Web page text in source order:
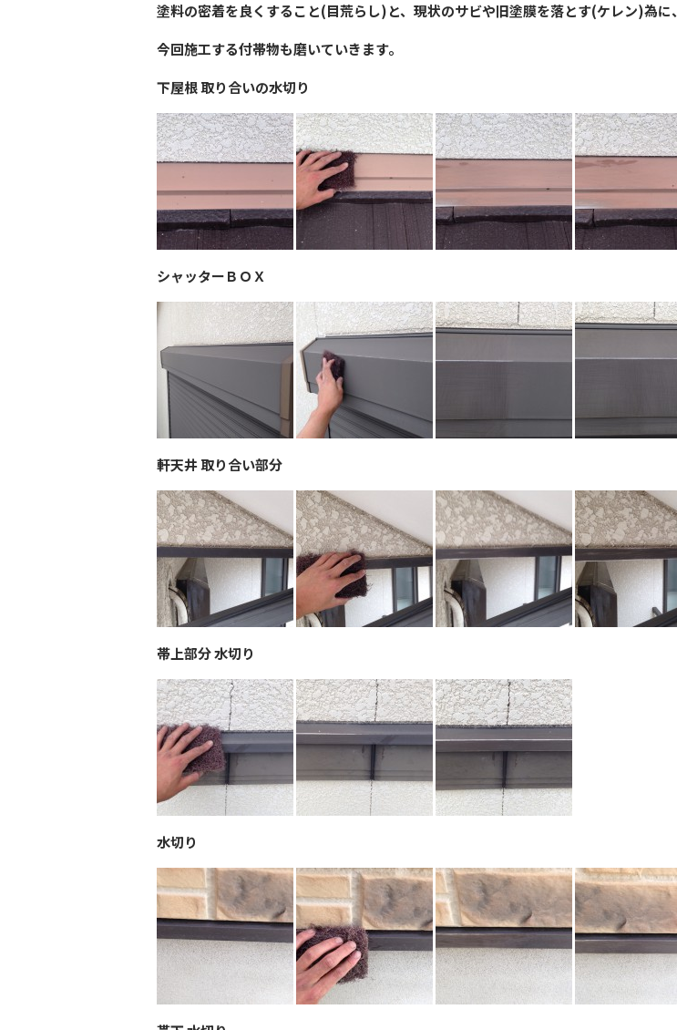
塗料の密着を良くすること(目荒らし)と、現状のサビや旧塗膜を落とす(ケレン)為に、
今回施工する付帯物も磨いていきます。
下屋根 取り合いの水切り
シャッターＢＯＸ
軒天井 取り合い部分
帯上部分 水切り
水切り